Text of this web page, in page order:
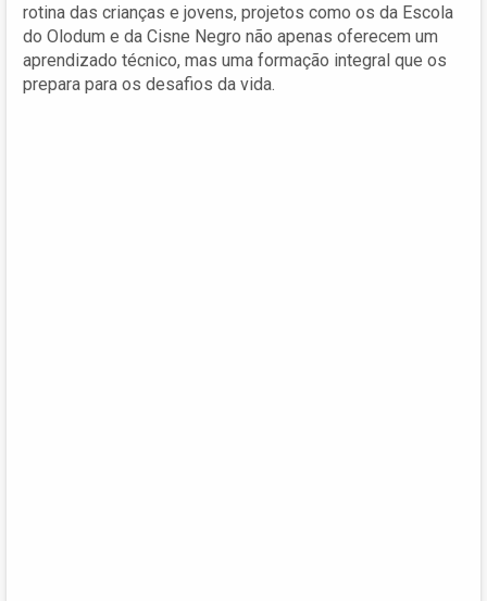
rotina das crianças e jovens, projetos como os da Escola
do Olodum e da Cisne Negro não apenas oferecem um
aprendizado técnico, mas uma formação integral que os
prepara para os desafios da vida.